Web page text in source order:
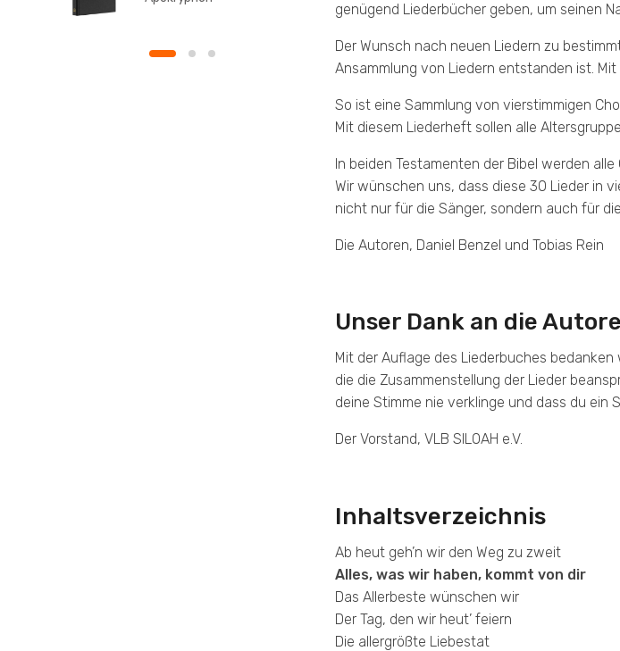
genügend Liederbücher geben, um seinen
Der Wunsch nach neuen Liedern zu
Ansammlung von Liedern entstanden ist.
So ist eine Sammlung von vierstimmigen
Mit diesem Liederheft sollen alle
In beiden Testamenten der Bibel werden
Wir wünschen uns, dass diese 30 Lieder in
nicht nur für die Sänger, sondern auch für
Die Autoren, Daniel Benzel und Tobias Rein
Unser Dank an die
Mit der Auflage des Liederbuches
die die Zusammenstellung der Lieder
deine Stimme nie verklinge und dass du ein
Der Vorstand, VLB SILOAH e.V.
Inhaltsverzeichnis
Ab heut geh’n wir den Weg zu zweit
Alles, was wir haben, kommt von dir
Das Allerbeste wünschen wir
Der Tag, den wir heut’ feiern
Die allergrößte Liebestat
Taschenausgabe